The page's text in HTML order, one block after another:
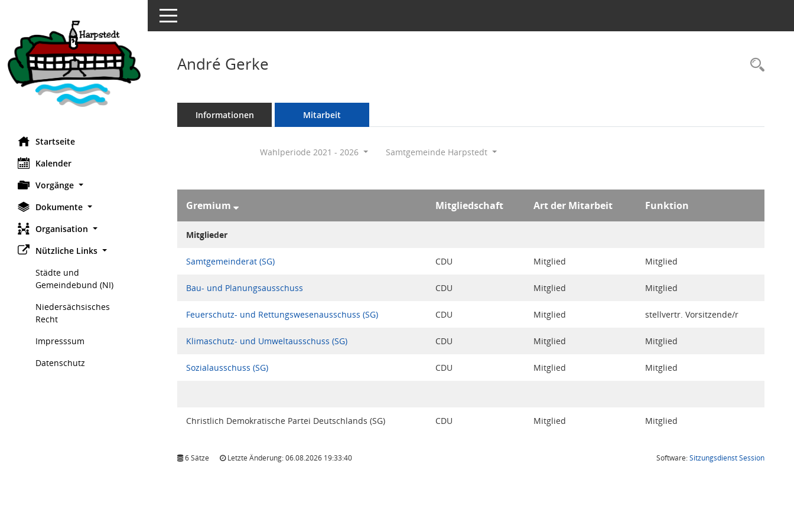
Startseite
Kalender
Vorgänge
Dokumente
Organisation
Nützliche Links
Städte und
Gemeindebund (NI)
Niedersächsisches
Recht
Impresssum
Datenschutz
Toggle navigation
André Gerke
Informationen Mitarbeit
Wahlperiode 2021 - 2026 Samtgemeinde Harpstedt
Gremium Mitgliedschaft Art der Mitarbeit Funktion
Mitglieder
Samtgemeinderat (SG) CDU Mitglied Mitglied
Bau- und Planungsausschuss CDU Mitglied Mitglied
Feuerschutz- und Rettungswesenausschuss (SG) CDU Mitglied stellvertr. Vorsitzende/r
Klimaschutz- und Umweltausschuss (SG) CDU Mitglied Mitglied
Sozialausschuss (SG) CDU Mitglied Mitglied
Christlich Demokratische Partei Deutschlands (SG) CDU Mitglied Mitglied
6 Sätze Letzte Änderung: 06.08.2026 19:33:40 Software:SitzungsdienstSession(Wird in